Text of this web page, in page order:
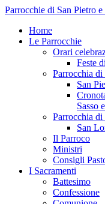
Parrocchie di San Pietro
Home
Le Parrocchie
Orari
Feste
Parrocchia di
San
Sasso
Parrocchia
San
Il Parroco
Ministri
Consigli
I Sacramenti
Battesimo
Confessione